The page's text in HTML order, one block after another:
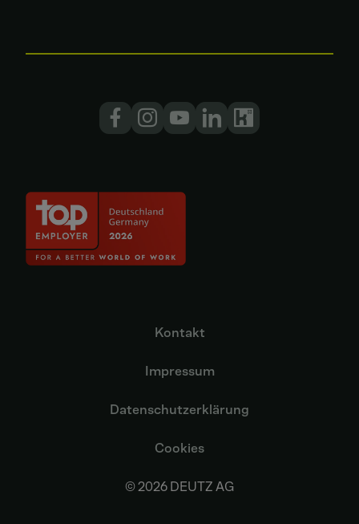
© 2026 DEUTZ AG
Kontakt
Impressum
Datenschutzerklärung
Cookies